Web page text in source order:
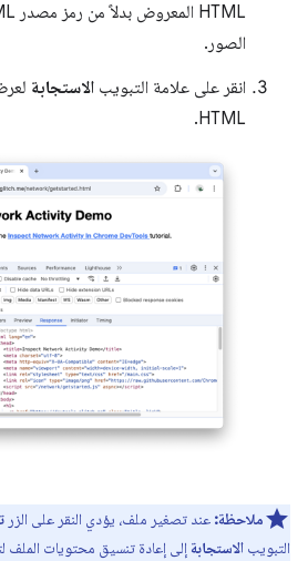
الصور.
انقر على علامة التبويب الاستجابة
HTML.
ملاحظة: عند تصغير ملف، يؤدي النقر على الزر
التبويب الاستجابة إلى إعادة تنسيق محتويات الملف